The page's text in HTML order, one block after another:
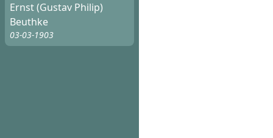
Ernst (Gustav Philip)
Beuthke
03-03-1903